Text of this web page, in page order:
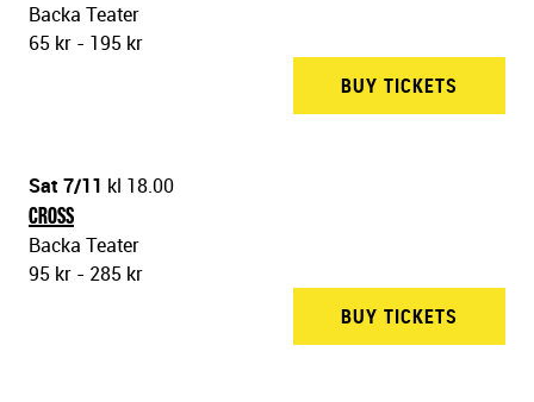
Backa Teater
65 kr - 195 kr
BUY TICKETS
Sat 7/11 kl 18.00
CROSS
Backa Teater
95 kr - 285 kr
BUY TICKETS